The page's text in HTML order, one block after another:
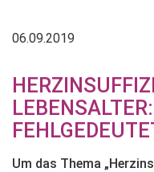
06.09.2019
Um das Thema